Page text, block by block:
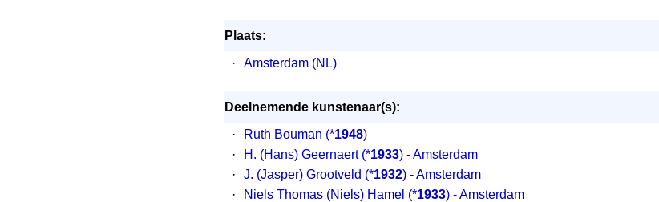
Plaats:
·
Amsterdam (NL)
Deelnemende kunstenaar(s):
·
Ruth Bouman (*1948)
·
H. (Hans) Geernaert (*1933) - Amsterdam
·
J. (Jasper) Grootveld (*1932) - Amsterdam
·
Niels Thomas (Niels) Hamel (*1933) - Amsterdam